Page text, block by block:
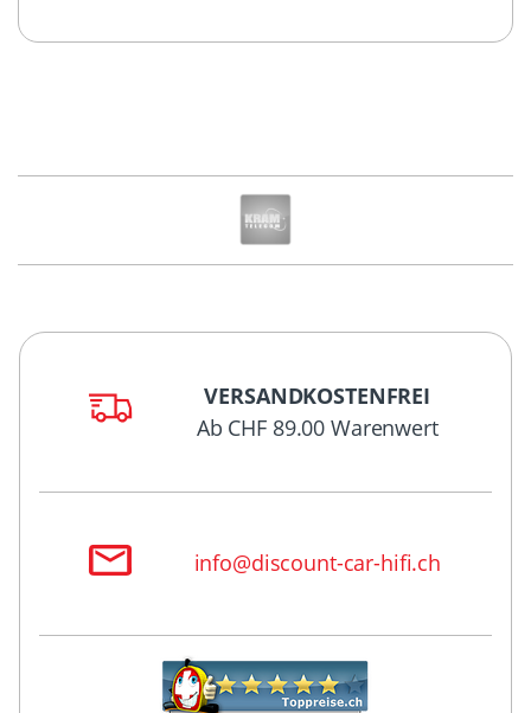
VERSANDKOSTENFREI
Ab CHF 89.00 Warenwert
info@discount-car-hifi.ch